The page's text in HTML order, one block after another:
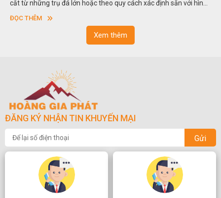
trong các vườn cảnh. Hay nói một cách khác, người ta gọi là “giả
sơn”. Nghệ thuật hòn non bộ nhằm phục vụ cho mục đích thưởng
ĐỌC THÊM
Xem thêm
ĐĂNG KÝ NHẬN TIN KHUYẾN MẠI
Gửi